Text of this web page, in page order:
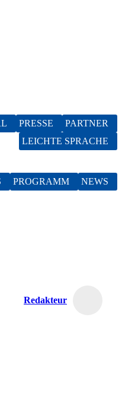
PARTNER
PRESSE
LEICHTE SPRACHE
NEWS
PROGRAMM
Redakteur